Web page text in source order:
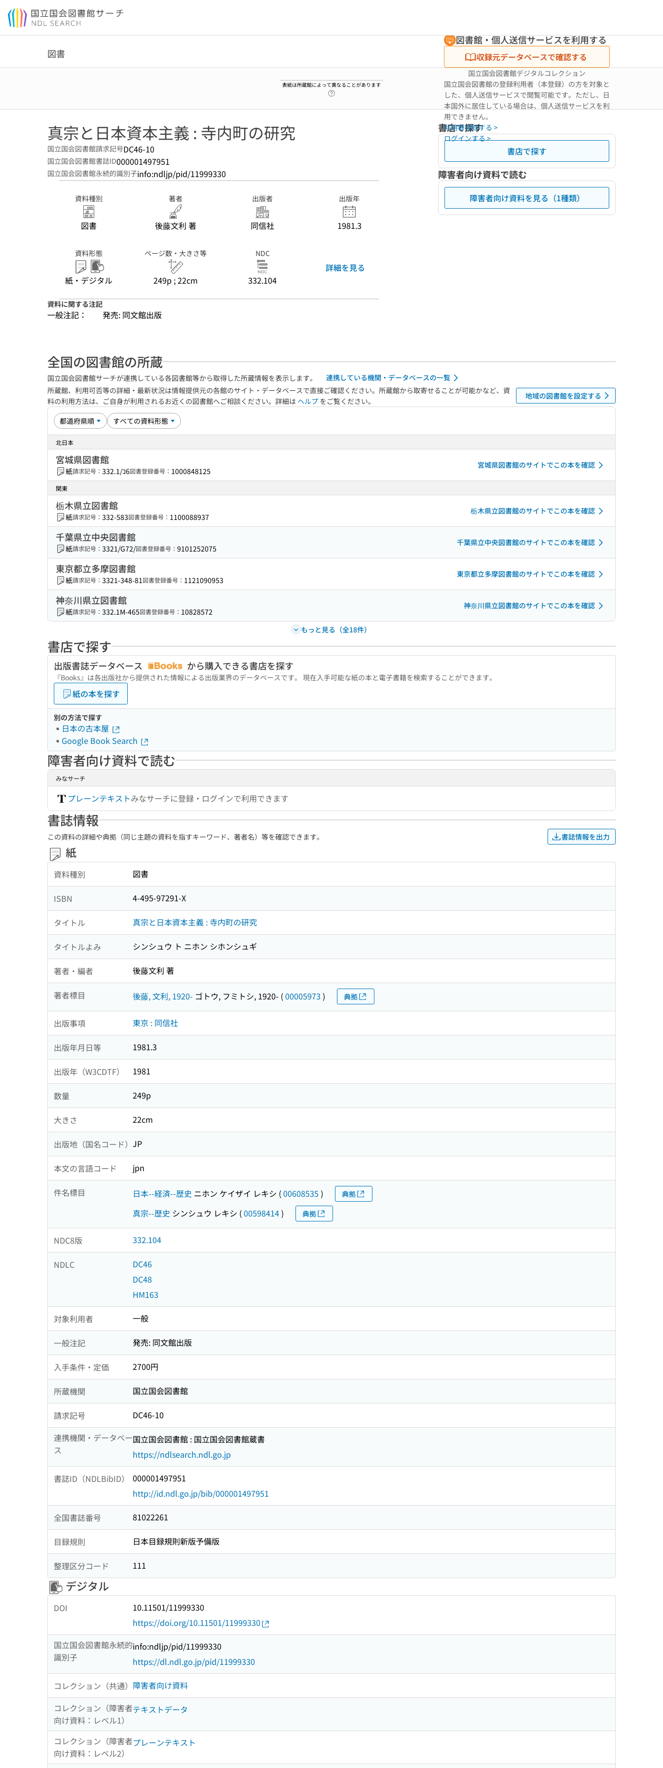
本文へ移動
図書
表紙は所蔵館によって異なることがあります
図書館・個人送信サービスを利用する
収録元データベースで確認する
国立国会図書館デジタルコレクション
国立国会図書館の登録利用者（本登録）の方を対象と
した、個人送信サービスで閲覧可能です。ただし、日
本国外に居住している場合は、個人送信サービスを利
用できません。
利用者登録する >
ログインする >
真宗と日本資本主義 : 寺内町の研究
国立国会図書館請求記号DC46-10
国立国会図書館書誌ID000001497951
国立国会図書館永続的識別子info:ndljp/pid/11999330
資料種別
図書
著者
後藤文利 著
出版者
同信社
出版年
1981.3
資料形態
紙・デジタル
ページ数・大きさ等
249p ; 22cm
NDC
332.104
詳細を見る
資料に関する注記
一般注記： 発売: 同文館出版
書店で探す
書店で探す
障害者向け資料で読む
障害者向け資料を見る（1種類）
全国の図書館の所蔵
国立国会図書館サーチが連携している各図書館等から取得した所蔵情報を表示します。
連携している機関・データベースの一覧
所蔵館、利用可否等の詳細・最新状況は情報提供元の各館のサイト・データベースで直接ご確認ください。所蔵館から取寄せることが可能かなど、資
料の利用方法は、ご自身が利用されるお近くの図書館へご相談ください。詳細は ヘルプ をご覧ください。
地域の図書館を設定する
北日本
宮城県図書館
紙請求記号： 332.1/ｺ6図書登録番号： 1000848125
宮城県図書館のサイトでこの本を確認
関東
栃木県立図書館
紙請求記号： 332-583図書登録番号： 1100088937
栃木県立図書館のサイトでこの本を確認
千葉県立中央図書館
紙請求記号： 3321/G72/図書登録番号： 9101252075
千葉県立中央図書館のサイトでこの本を確認
東京都立多摩図書館
紙請求記号： 3321-348-81図書登録番号： 1121090953
東京都立多摩図書館のサイトでこの本を確認
神奈川県立図書館
紙請求記号： 332.1M-465図書登録番号： 10828572
神奈川県立図書館のサイトでこの本を確認
もっと見る（全18件）
書店で探す
出版書誌データベース から購入できる書店を探す
『Books』は各出版社から提供された情報による出版業界のデータベースです。 現在入手可能な紙の本と電子書籍を検索することができます。
紙の本を探す
別の方法で探す
日本の古本屋
Google Book Search
障害者向け資料で読む
みなサーチ
プレーンテキストみなサーチに登録・ログインで利用できます
書誌情報
この資料の詳細や典拠（同じ主題の資料を指すキーワード、著者名）等を確認できます。 書誌情報を出力
紙
資料種別 図書
ISBN 4-495-97291-X
タイトル 真宗と日本資本主義 : 寺内町の研究
タイトルよみ シンシュウ ト ニホン シホンシュギ
著者・編者 後藤文利 著
著者標目 後藤, 文利, 1920- ゴトウ, フミトシ, 1920- (00005973 ) 典拠
出版事項 東京 : 同信社
出版年月日等 1981.3
出版年（W3CDTF） 1981
数量 249p
大きさ 22cm
出版地（国名コード） JP
本文の言語コード jpn
件名標目 日本--経済--歴史 ニホン ケイザイ レキシ (00608535 ) 典拠
真宗--歴史 シンシュウ レキシ (00598414) 典拠
NDC8版 332.104
NDLC
DC46
DC48
HM163
対象利用者 一般
一般注記 発売: 同文館出版
入手条件・定価 2700円
所蔵機関 国立国会図書館
請求記号
DC46-10
連携機関・データベー
ス
国立国会図書館 : 国立国会図書館蔵書
https://ndlsearch.ndl.go.jp
書誌ID（NDLBibID）
000001497951
http://id.ndl.go.jp/bib/000001497951
全国書誌番号 81022261
目録規則 日本目録規則新版予備版
整理区分コード 111
デジタル
DOI
10.11501/11999330
https://doi.org/10.11501/11999330
国立国会図書館永続的
識別子
info:ndljp/pid/11999330
https://dl.ndl.go.jp/pid/11999330
コレクション（共通） 障害者向け資料
コレクション（障害者
向け資料：レベル1）
テキストデータ
コレクション（障害者
向け資料：レベル2）
プレーンテキスト